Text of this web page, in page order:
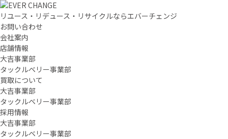
リユース・リデュース・リサイクルならエバーチェンジ
お問い合わせ
会社案内
店舗情報
大吉事業部
タックルベリー事業部
買取について
大吉事業部
タックルベリー事業部
採用情報
大吉事業部
タックルベリー事業部